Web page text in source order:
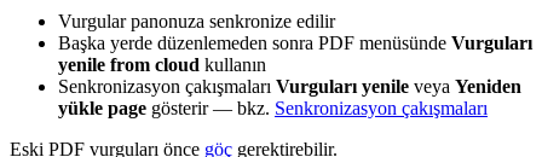
Vurgular panonuza senkronize edilir
Başka yerde düzenlemeden sonra PDF menüsünde Vurguları
yenile from cloud kullanın
Senkronizasyon çakışmaları Vurguları yenile veya Yeniden
yükle page gösterir — bkz. Senkronizasyon çakışmaları
Eski PDF vurguları önce göç gerektirebilir.